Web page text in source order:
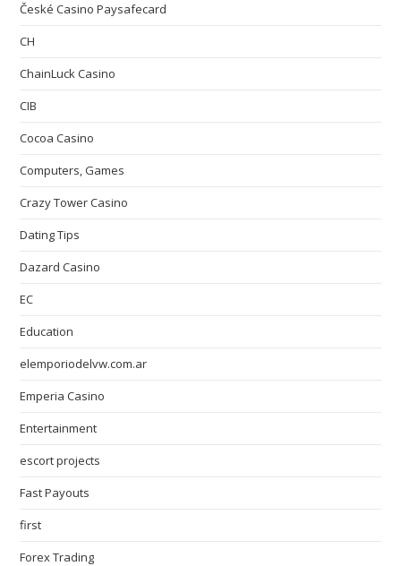
České Casino Paysafecard
CH
ChainLuck Casino
CIB
Cocoa Casino
Computers, Games
Crazy Tower Сasino
Dating Tips
Dazard Casino
EC
Education
elemporiodelvw.com.ar
Emperia Casino
Entertainment
escort projects
Fast Payouts
first
Forex Trading